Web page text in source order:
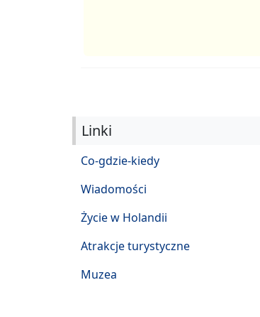
Linki
Co-gdzie-kiedy
Wiadomości
Życie w Holandii
Atrakcje turystyczne
Muzea